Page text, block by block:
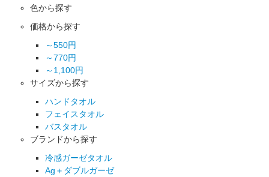
色から探す
価格から探す
～550円
～770円
～1,100円
サイズから探す
ハンドタオル
フェイスタオル
バスタオル
ブランドから探す
冷感ガーゼタオル
Ag＋ダブルガーゼ